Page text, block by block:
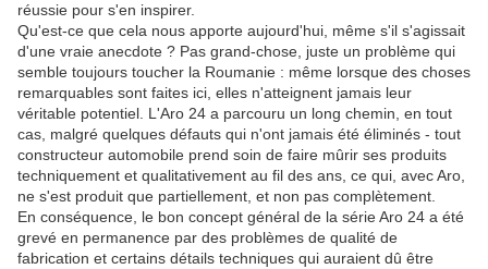
réussie pour s'en inspirer.
Qu'est-ce que cela nous apporte aujourd'hui, même s'il s'agissait
d'une vraie anecdote ? Pas grand-chose, juste un problème qui
semble toujours toucher la Roumanie : même lorsque des choses
remarquables sont faites ici, elles n'atteignent jamais leur
véritable potentiel. L'Aro 24 a parcouru un long chemin, en tout
cas, malgré quelques défauts qui n'ont jamais été éliminés - tout
constructeur automobile prend soin de faire mûrir ses produits
techniquement et qualitativement au fil des ans, ce qui, avec Aro,
ne s'est produit que partiellement, et non pas complètement.
En conséquence, le bon concept général de la série Aro 24 a été
grevé en permanence par des problèmes de qualité de
fabrication et certains détails techniques qui auraient dû être